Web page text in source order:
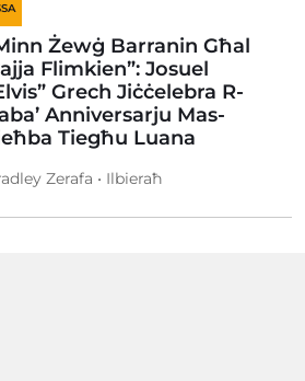
Żewġ Barranin Għal
Flimkien”: Josuel
Grech Jiċċelebra R-
Anniversarju Mas-
Tiegħu Luana
Zerafa • Ilbieraħ